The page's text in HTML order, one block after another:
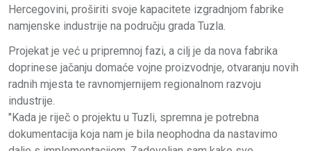
Hercegovini, proširiti svoje kapacitete izgradnjom fabrike
namjenske industrije na području grada Tuzla.
Projekat je već u pripremnoj fazi, a cilj je da nova fabrika
doprinese jačanju domaće vojne proizvodnje, otvaranju novih
radnih mjesta te ravnomjernijem regionalnom razvoju
industrije.
"Kada je riječ o projektu u Tuzli, spremna je potrebna
dokumentacija koja nam je bila neophodna da nastavimo